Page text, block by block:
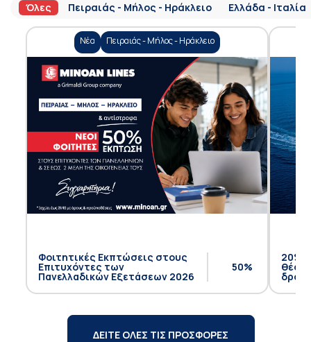
Όλες Πειραιάς - Μήλος - Ηράκλειο Ελλάδα - Ιταλία
Νέα Πειραιάς - Μήλος - Ηράκλειο
Φοιτητικές Εκπτώσεις στους
Επιτυχόντες των
Πανελλαδικών Εξετάσεων 2026
50%
20%
θέση
ΔΕΙΤΕ ΟΛΕΣ ΤΙΣ ΠΡΟΣΦΟΡΕΣ